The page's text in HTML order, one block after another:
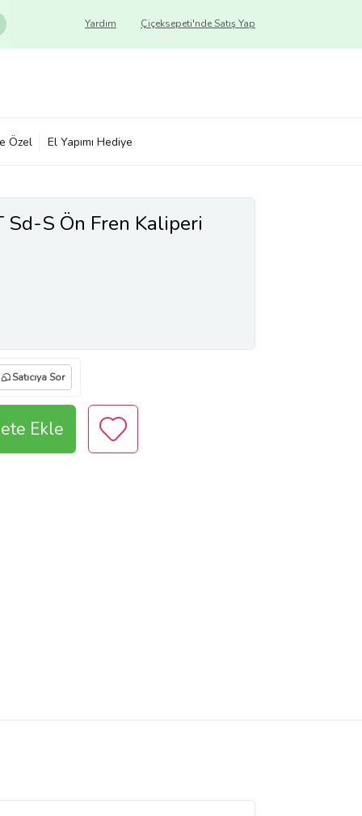
Çiçeksepeti'nde Satış Yap
Yardım
Özel El Yapımı Hediye
S Ön Fren Kaliperi
Satıcıya Sor
Ekle